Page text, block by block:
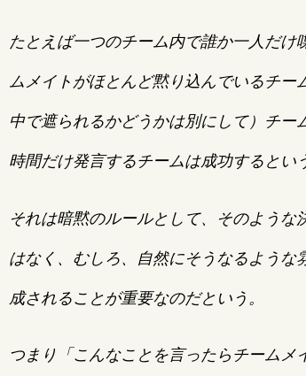
たとえば一つのチーム内で誰か一人だけ
ムメイトがほとんど黙り込んでいるチー
中で遮られるかどうかは別にして）チー
時間だけ発言するチームは成功するとい
それは暗黙のルールとして、そのような
はなく、むしろ、自然にそうなるような
成されることが重要なのだという。
つまり「こんなことを言ったらチームメ